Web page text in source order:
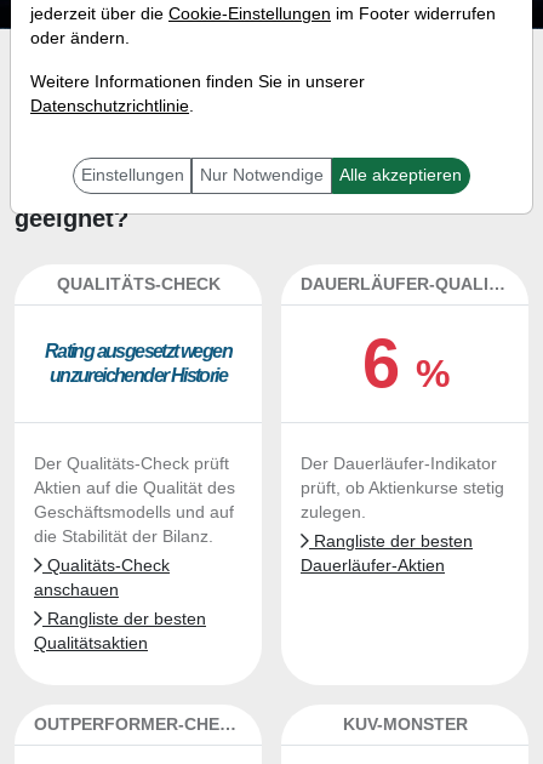
Investment-Check:
Kaufempfehlung?
Ist die Aktie von LivePerson zum
Kaufen und Liegenlassen
geeignet?
QUALITÄTS-CHECK
Ra­ting aus­ge­setzt we­gen
un­zu­rei­chen­der His­to­rie
Der Qualitäts-Check prüft
Aktien auf die Qualität des
Geschäftsmodells und auf
die Stabilität der Bilanz.
Qualitäts-Check
anschauen
Rangliste der besten
Qualitätsaktien
DAUERLÄUFER-QUALITÄTEN
6 %
Der Dauerläufer-Indikator
prüft, ob Aktienkurse stetig
zulegen.
Rangliste der besten
Dauerläufer-Aktien
OUTPERFORMER-CHECK KUV-MONSTER
jederzeit über die Cookie-Einstellungen im Footer widerrufen
oder ändern.
Weitere Informationen finden Sie in unserer
Datenschutzrichtlinie.
Einstellungen Nur Notwendige Alle akzeptieren